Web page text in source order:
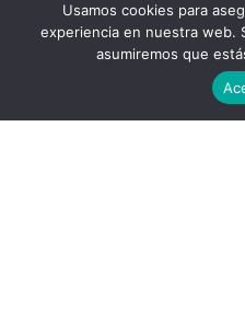
Usamos cookies para
experiencia en nuestra web.
asumiremos que